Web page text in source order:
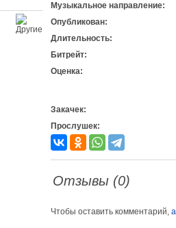
Музыкальное направление:
Опубликован:
Длительность:
Битрейт:
Оценка:
Закачек:
Прослушек:
Отзывы (0)
Чтобы оставить комментарий,